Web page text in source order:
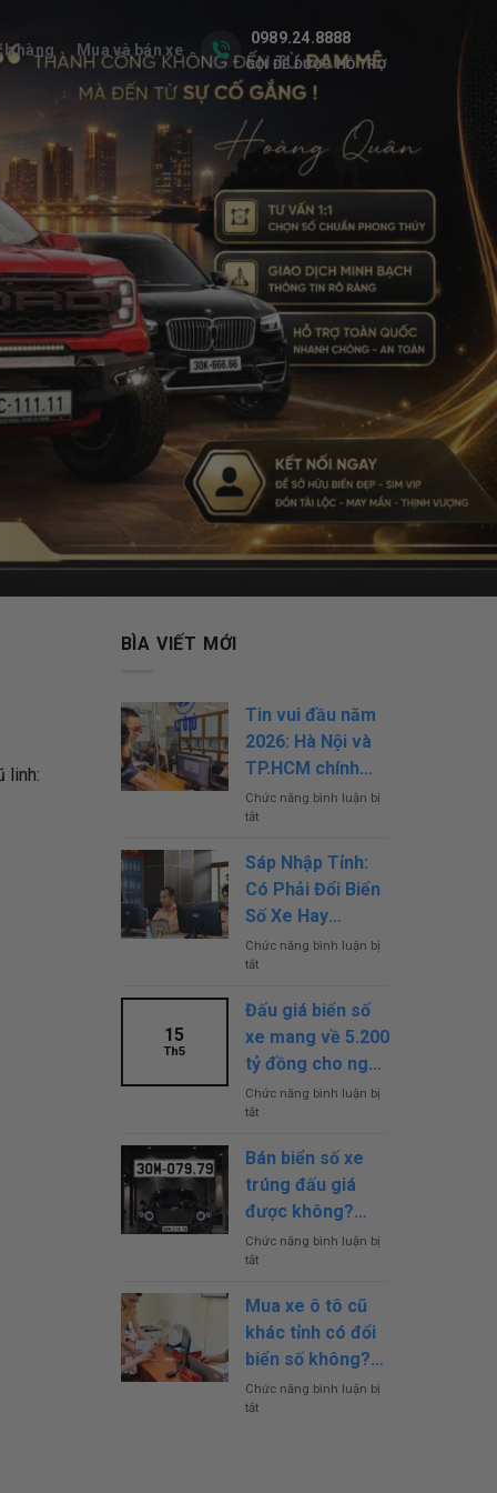
hàng Mua và bán xe
0989.24.8888
GỌI ĐỂ ĐƯỢC HỖ TRỢ
linh:
BÌA VIẾT MỚI
Tin vui đầu năm
2026: Hà Nội và
TP.HCM chính
thức giảm mạnh
lệ phí biển số xe
Chức năng bình luận bị
tắtở
vui
đầu
năm
2026:
Nội
và
chính
giảm
mạnh
phí
biển
xe
Sáp Nhập Tỉnh:
Có Phải Đổi Biển
Số Xe Hay
Không? Biển Số
Xe Của 63 Tỉnh
Sáp Nhập Thế
Nào?
Chức năng bình luận bị
tắtở
Nhập
Tỉnh:
Có
Phải
Biển
Số
Hay
Biển
Số
Của
63
Thành
Trước
Khi
Sáp
15
Th5
Đấu giá biển số
xe mang về 5.200
tỷ đồng cho ngân
sách nhà nước
Chức năng bình luận bị
tắtở
giá
biển
số
xe
mang
về
5.200
đồng
ngân
sách
nước
Bán biển số xe
trúng đấu giá
được không?
Điều kiện là gì?
Chức năng bình luận bị
tắtở
biển
số
xe
trúng
giá
được
Mua xe ô tô cũ
khác tỉnh có đổi
biển số không?
Chi tiết thủ tục
mà bạn nên biết
Chức năng bình luận bị
tắtở